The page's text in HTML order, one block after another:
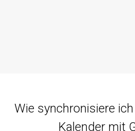
Wie synchronisiere
Kalender mit